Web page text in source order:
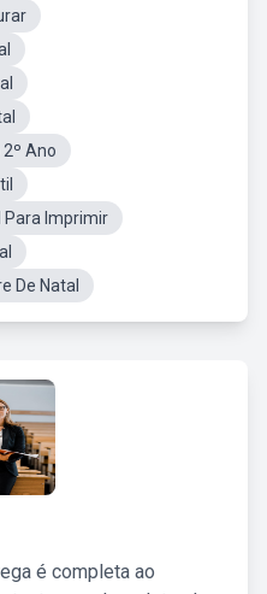
Ano
Para Imprimir
De Natal
é completa ao